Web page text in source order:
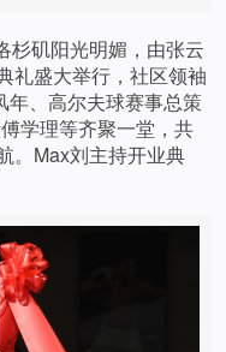
杉矶阳光明媚，由张云
礼盛大举行，社区领袖
年、高尔夫球赛事总策
学理等齐聚一堂，共
。Max刘主持开业典